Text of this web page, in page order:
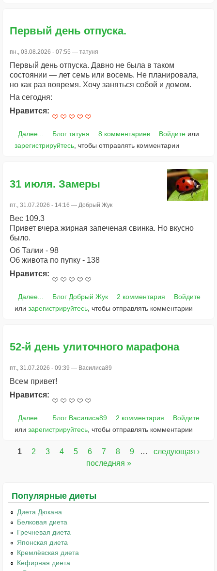
Первый день отпуска.
пн., 03.08.2026 - 07:55 — татуня
Первый день отпуска. Давно не была в таком
состоянии — лет семь или восемь. Не планировала,
но как раз вовремя. Хочу заняться собой и домом.
На сегодня:
Нравится:
Далее... Блог татуня 8 комментариев Войдитеили
зарегистрируйтесь , чтобы отправлять комментарии
31 июля. Замеры
пт., 31.07.2026 - 14:16 — Добрый Жук
Вес 109.3
Привет вчера жирная запеченая свинка. Но вкусно
было.
Об Талии - 98
Об живота по пупку - 138
Нравится:
Далее... Блог Добрый Жук 2 комментария
Войдите
или зарегистрируйтесь, чтобы отправлять комментарии
52-й день улиточного марафона
пт., 31.07.2026 - 09:39 — Василиса89
Всем привет!
Нравится:
Далее... Блог Василиса89 2 комментария
Войдите
или зарегистрируйтесь, чтобы отправлять комментарии
1 2 3 4 5 6 7 8 9 …
следующая ›
последняя »
Популярные диеты
Диета Дюкана
Белковая диета
Гречневая диета
Японская диета
Кремлёвская диета
Кефирная диета